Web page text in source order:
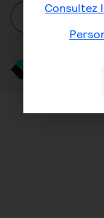
À propos
Consultez